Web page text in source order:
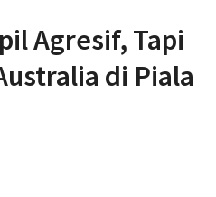
Agresif, Tapi
di Piala